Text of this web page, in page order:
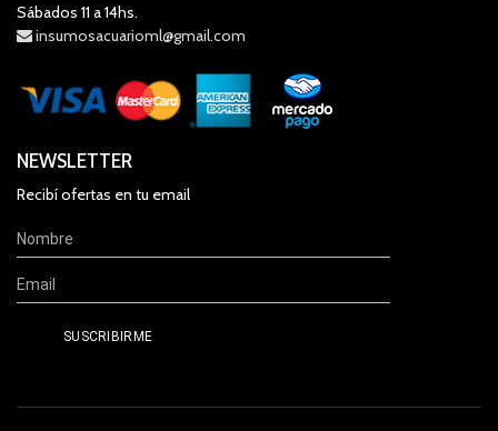
Sábados 11 a 14hs.
insumosacuarioml@gmail.com
NEWSLETTER
Recibí ofertas en tu email